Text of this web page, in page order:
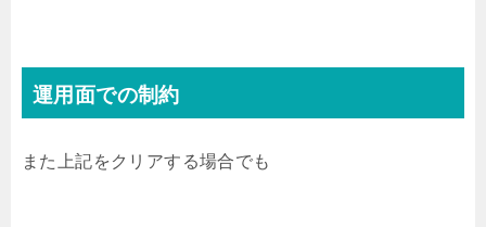
運用面での制約
また上記をクリアする場合でも